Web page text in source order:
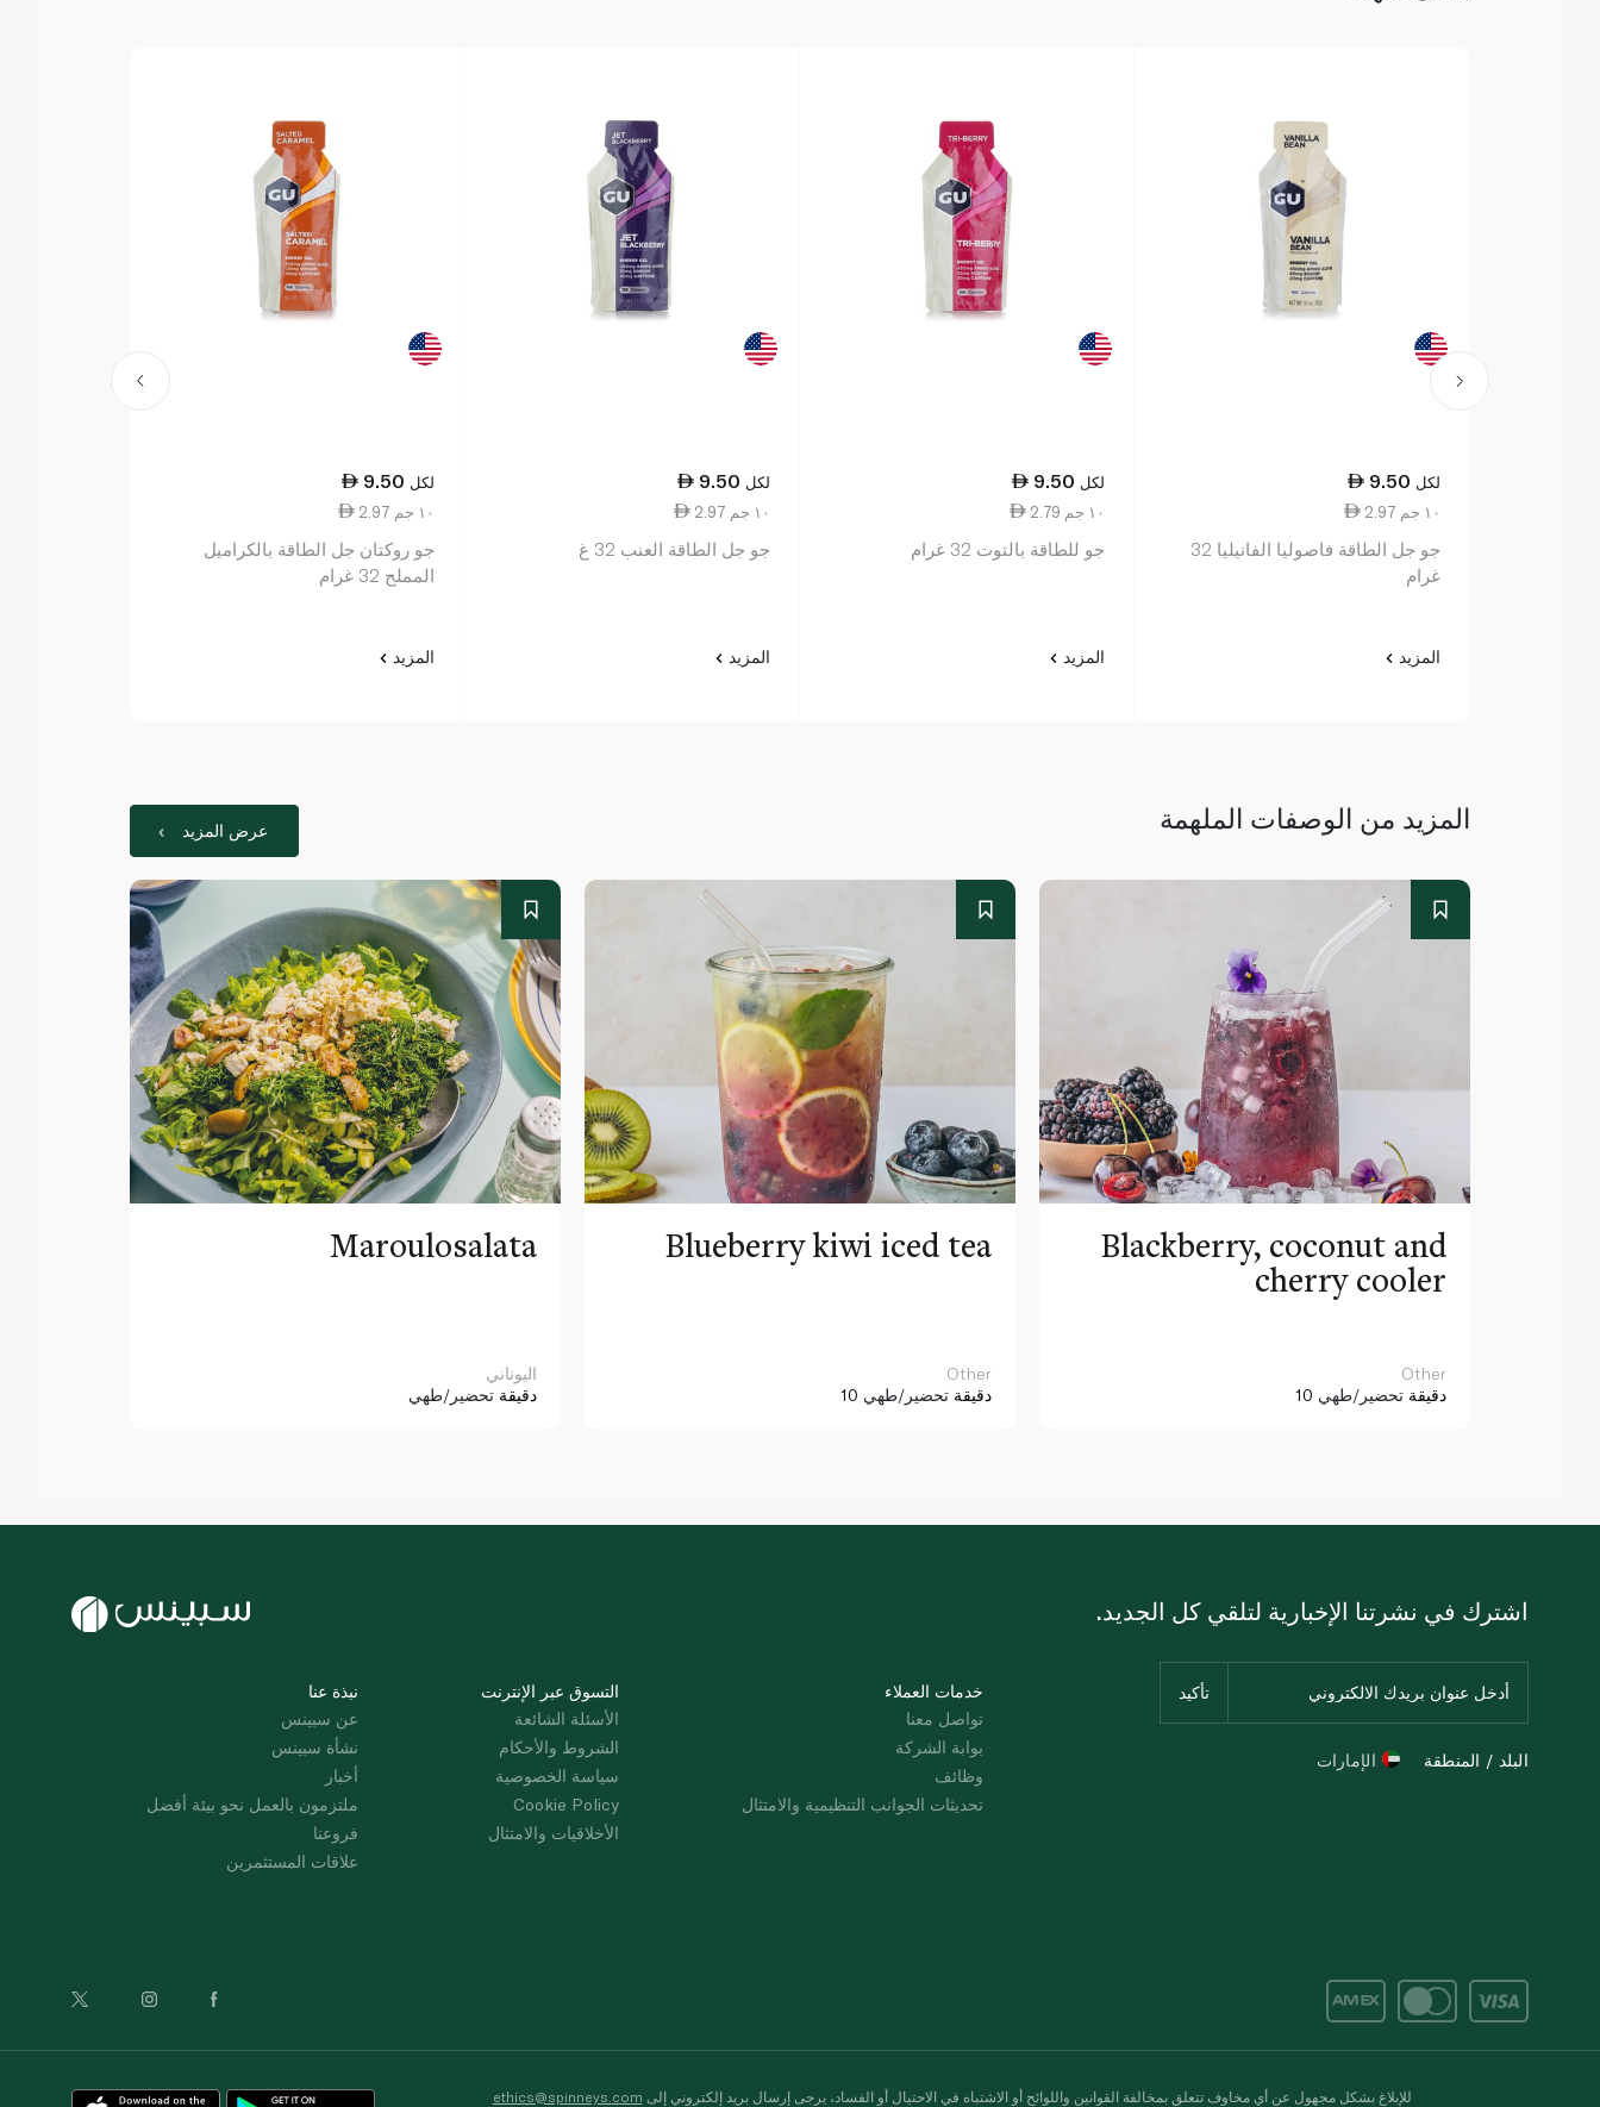
9.50 لكل
2.97 ١٠ جم
جو جل الطاقة فاصوليا الفانيليا 32
غرام
المزيد
9.50 لكل
2.79 ١٠ جم
جو للطاقة بالتوت 32 غرام
المزيد
9.50 لكل
2.97 ١٠ جم
جو جل الطاقة العنب 32 غ
المزيد
9.50 لكل
2.97 ١٠ جم
جو روكتان جل الطاقة بالكراميل
المملح 32 غرام
المزيد
المزيد من الوصفات الملهمة عرض المزيد
Maroulosalata
اليوناني
دقيقة تحضير/طهي
Blueberry kiwi iced tea
Other
10 دقيقة تحضير/طهي
Blackberry, coconut and
cherry cooler
Other
10 دقيقة تحضير/طهي
نبذة عنا
عن سبينس
نشأة سبينس
أخبار
ملتزمون بالعمل نحو بيئة أفضل
فروعنا
علاقات المستثمرين
التسوق عبر الإنترنت
الأسئلة الشائعة
الشروط والأحكام
سياسة الخصوصية
Cookie Policy
الأخلاقيات والامتثال
خدمات العملاء
تواصل معنا
بوابة الشركة
وظائف
تحديثات الجوانب التنظيمية والامتثال
اشترك في نشرتنا الإخبارية لتلقي كل الجديد.
البلد / المنطقة الإمارات
للإبلاغ بشكل مجهول عن أي مخاوف تتعلق بمخالفة القوانين واللوائح أو الاشتباه في الاحتيال أو الفساد، يرجى إرسال بريد إلكتروني إلى ethics@spinneys.com